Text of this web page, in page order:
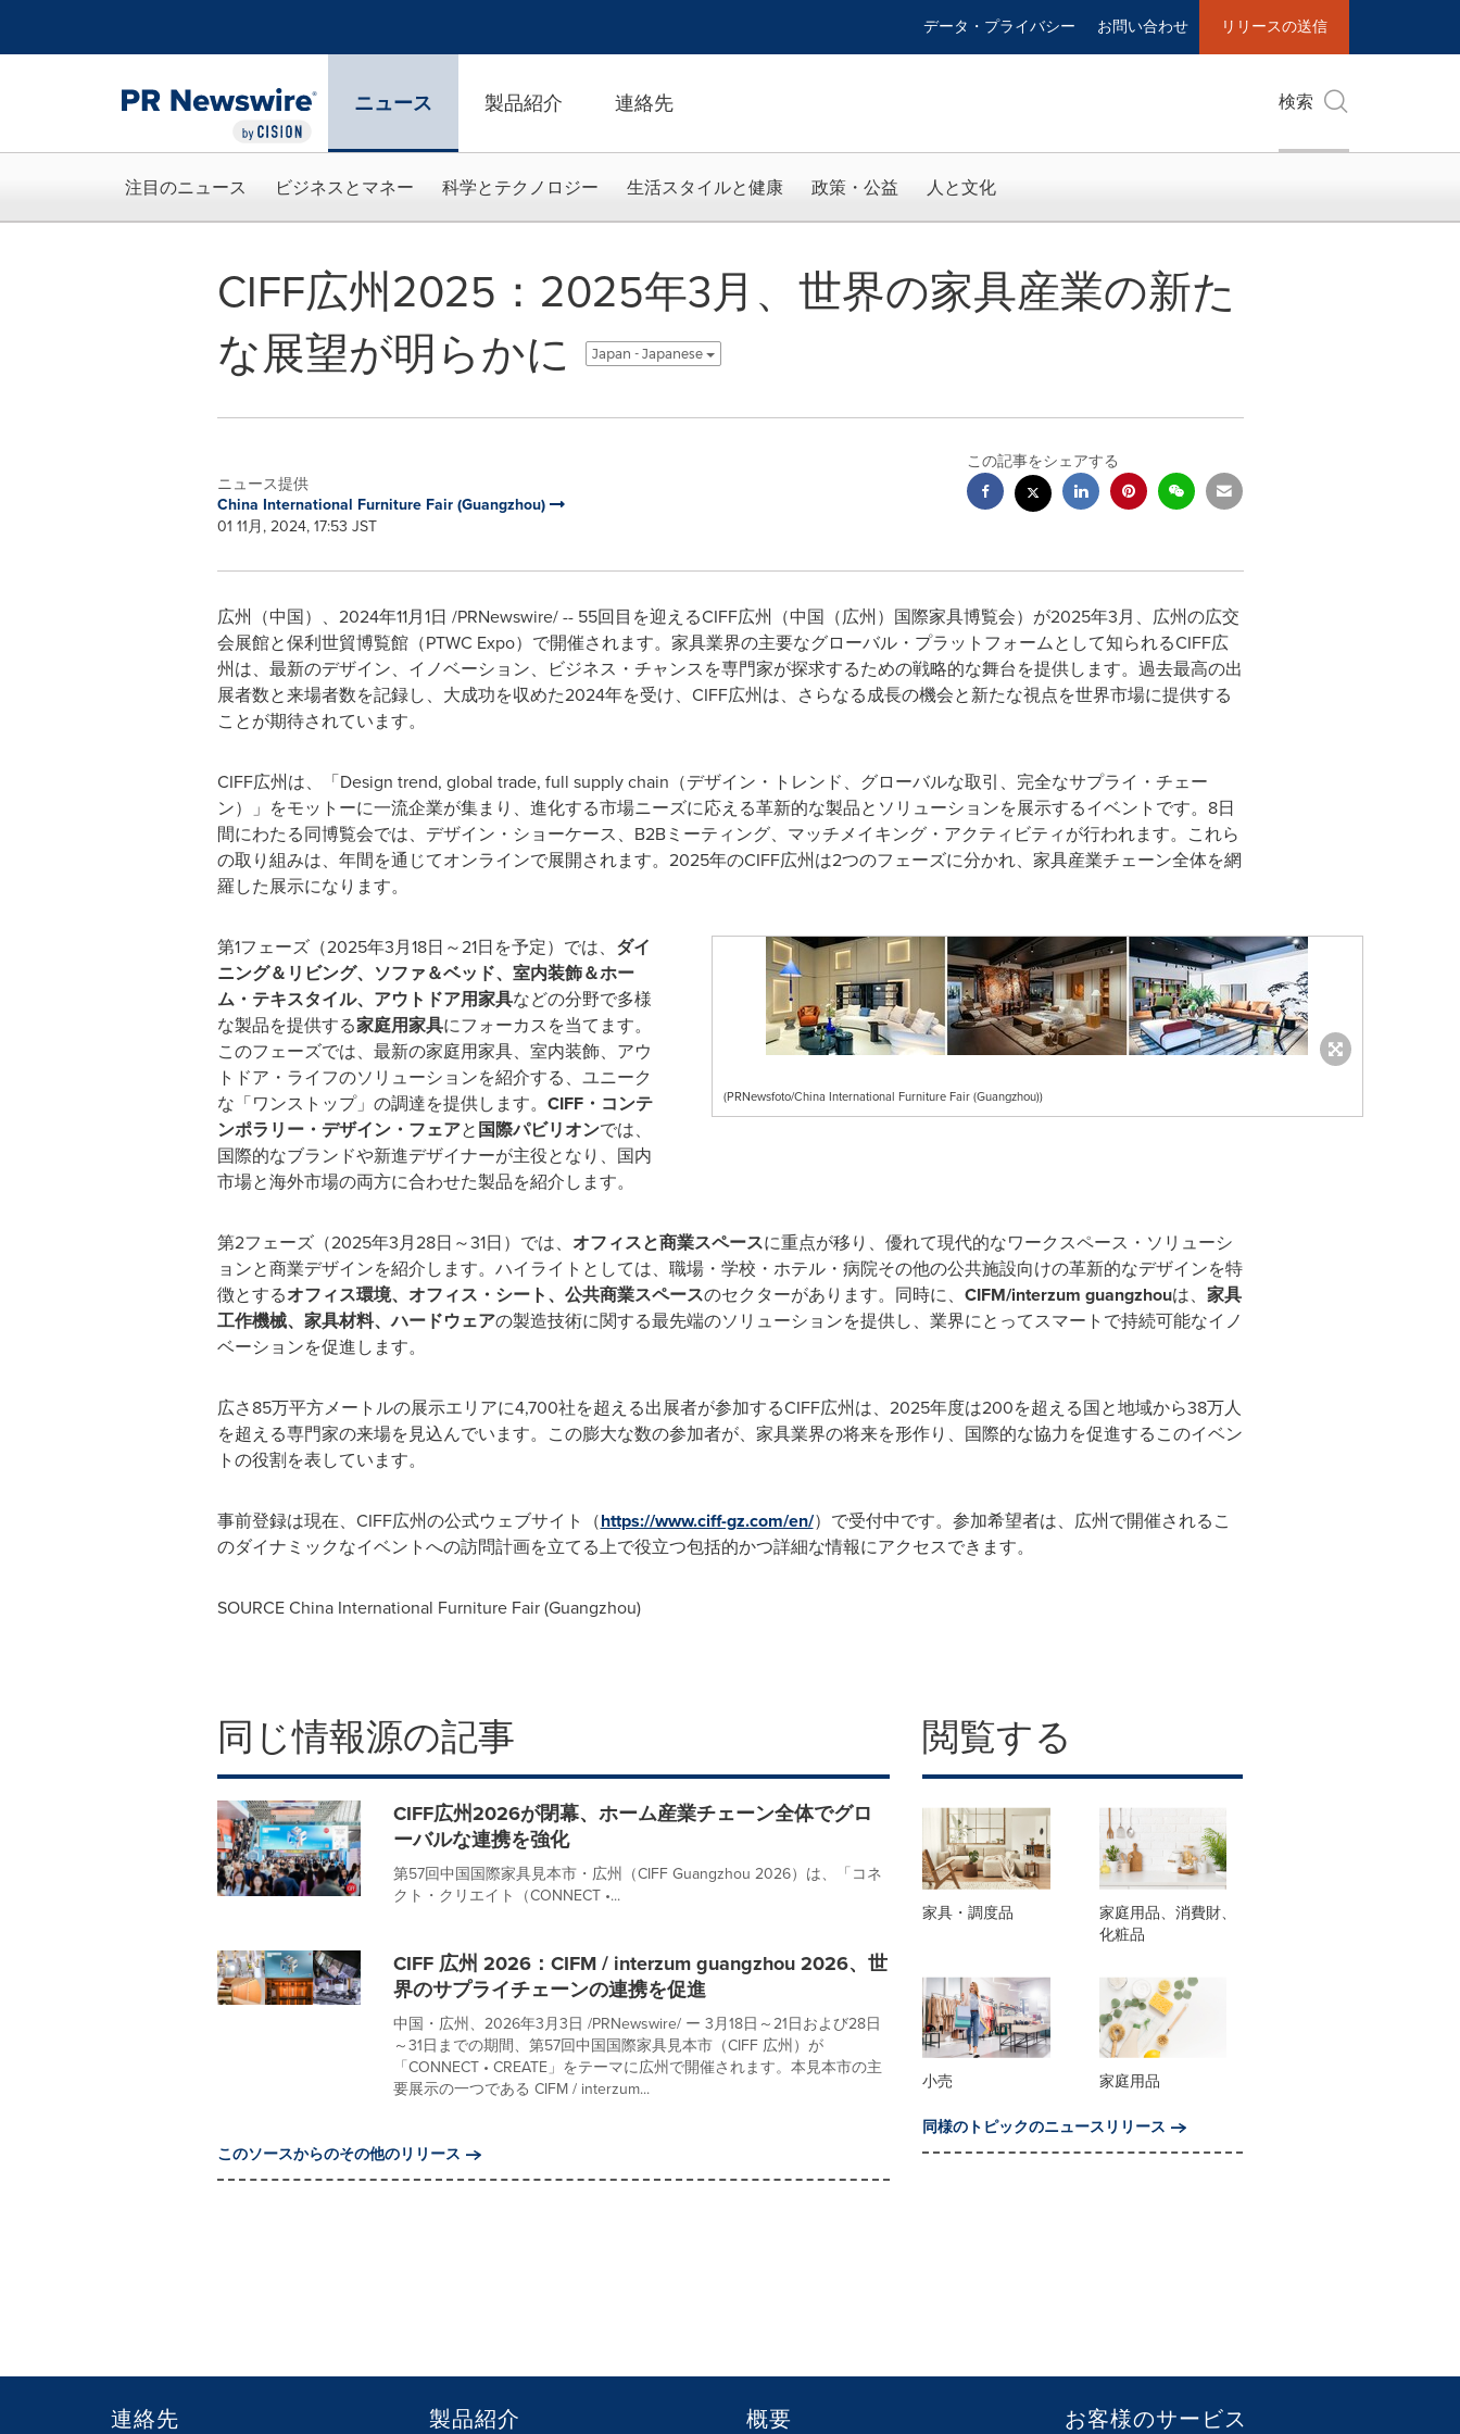
データ・プライバシー お問い合わせ リリースの送信
ニュース 製品紹介 連絡先 検索
注目のニュース ビジネスとマネー 科学とテクノロジー 生活スタイルと健康 政策・公益 人と文化
CIFF広州2025：2025年3月、世界の家具産業の新た
な展望が明らかに
Japan - Japanese
ニュース提供
China International Furniture Fair (Guangzhou)
01 11月, 2024, 17:53 JST
この記事をシェアする
広州（中国）、2024年11月1日 /PRNewswire/ -- 55回目を迎えるCIFF広州（中国（広州）国際家具博覧会）が2025年3月、広州の広交
会展館と保利世貿博覧館（PTWC Expo）で開催されます。家具業界の主要なグローバル・プラットフォームとして知られるCIFF広
州は、最新のデザイン、イノベーション、ビジネス・チャンスを専門家が探求するための戦略的な舞台を提供します。過去最高の出
展者数と来場者数を記録し、大成功を収めた2024年を受け、CIFF広州は、さらなる成長の機会と新たな視点を世界市場に提供する
ことが期待されています。
CIFF広州は、「Design trend, global trade, full supply chain（デザイン・トレンド、グローバルな取引、完全なサプライ・チェー
ン）」をモットーに一流企業が集まり、進化する市場ニーズに応える革新的な製品とソリューションを展示するイベントです。8日
間にわたる同博覧会では、デザイン・ショーケース、B2Bミーティング、マッチメイキング・アクティビティが行われます。これら
の取り組みは、年間を通じてオンラインで展開されます。2025年のCIFF広州は2つのフェーズに分かれ、家具産業チェーン全体を網
羅した展示になります。
(PRNewsfoto/China International Furniture Fair (Guangzhou))
第1フェーズ（2025年3月18日～21日を予定）では、 ダイ
ニング＆リビング、ソファ＆ベッド、室内装飾＆ホー
ム・テキスタイル、アウトドア用家具などの分野で多様
な製品を提供する家庭用家具にフォーカスを当てます。
このフェーズでは、最新の家庭用家具、室内装飾、アウ
トドア・ライフのソリューションを紹介する、ユニーク
な「ワンストップ」の調達を提供します。 CIFF・コンテ
ンポラリー・デザイン・フェアと国際パビリオンでは、
国際的なブランドや新進デザイナーが主役となり、国内
市場と海外市場の両方に合わせた製品を紹介します。
第2フェーズ（2025年3月28日～31日）では、 オフィスと商業スペースに重点が移り、優れて現代的なワークスペース・ソリューシ
ョンと商業デザインを紹介します。ハイライトとしては、職場・学校・ホテル・病院その他の公共施設向けの革新的なデザインを特
徴とするオフィス環境、オフィス・シート、公共商業スペースのセクターがあります。同時に、 CIFM/interzum guangzhouは、 家具
工作機械、家具材料、ハードウェアの製造技術に関する最先端のソリューションを提供し、業界にとってスマートで持続可能なイノ
ベーションを促進します。
広さ85万平方メートルの展示エリアに4,700社を超える出展者が参加するCIFF広州は、2025年度は200を超える国と地域から38万人
を超える専門家の来場を見込んでいます。この膨大な数の参加者が、家具業界の将来を形作り、国際的な協力を促進するこのイベン
トの役割を表しています。
事前登録は現在、CIFF広州の公式ウェブサイト（https://www.ciff-gz.com/en/）で受付中です。参加希望者は、広州で開催されるこ
のダイナミックなイベントへの訪問計画を立てる上で役立つ包括的かつ詳細な情報にアクセスできます。
SOURCE China International Furniture Fair (Guangzhou)
同じ情報源の記事
CIFF広州2026が閉幕、ホーム産業チェーン全体でグロ
ーバルな連携を強化
第57回中国国際家具見本市・広州（CIFF Guangzhou 2026）は、「コネ
クト・クリエイト（CONNECT •...
CIFF 広州 2026：CIFM / interzum guangzhou 2026、世
界のサプライチェーンの連携を促進
中国・広州、2026年3月3日 /PRNewswire/ ー 3月18日～21日および28日
～31日までの期間、第57回中国国際家具見本市（CIFF 広州）が
「CONNECT • CREATE」をテーマに広州で開催されます。本見本市の主
要展示の一つである CIFM / interzum...
このソースからのその他のリリース
閲覧する
家具・調度品
家庭用品、消費財、
化粧品
小売
家庭用品
同様のトピックのニュースリリース
連絡先 製品紹介 概要 お客様のサービス